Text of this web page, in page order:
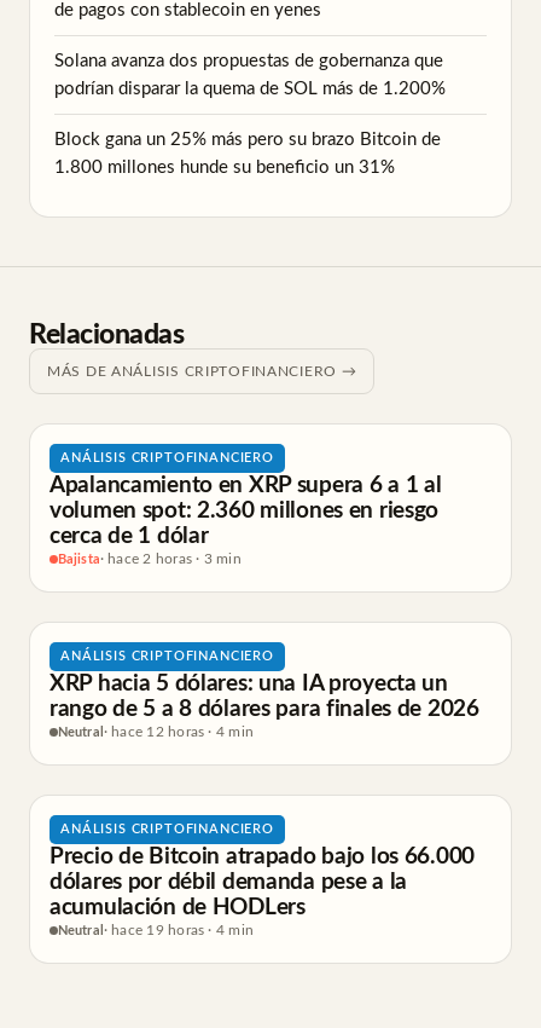
de pagos con stablecoin en yenes
Solana avanza dos propuestas de gobernanza que
podrían disparar la quema de SOL más de 1.200%
Block gana un 25% más pero su brazo Bitcoin de
1.800 millones hunde su beneficio un 31%
Relacionadas
MÁS DE ANÁLISIS CRIPTOFINANCIERO →
ANÁLISIS CRIPTOFINANCIERO
Apalancamiento en XRP supera 6 a 1 al
volumen spot: 2.360 millones en riesgo
cerca de 1 dólar
Bajista· hace 2 horas · 3 min
ANÁLISIS CRIPTOFINANCIERO
XRP hacia 5 dólares: una IA proyecta un
rango de 5 a 8 dólares para finales de 2026
Neutral · hace 12 horas · 4 min
ANÁLISIS CRIPTOFINANCIERO
Precio de Bitcoin atrapado bajo los 66.000
dólares por débil demanda pese a la
acumulación de HODLers
Neutral · hace 19 horas · 4 min